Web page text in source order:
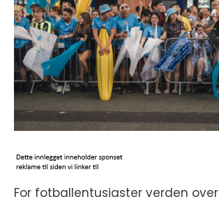
For fotballentusiaster verden over